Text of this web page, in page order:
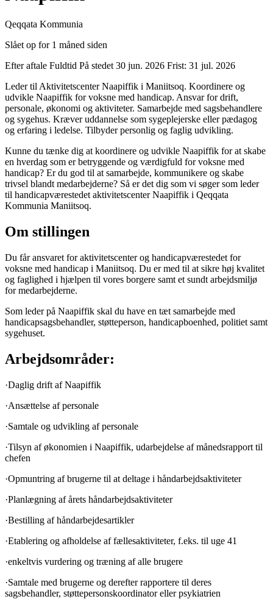
Qeqqata Kommunia
Slået op for 1 måned siden
Efter aftale Fuldtid På stedet 30 jun. 2026 Frist: 31 jul. 2026
Leder til Aktivitetscenter Naapiffik i Maniitsoq. Koordinere og
udvikle Naapiffik for voksne med handicap. Ansvar for drift,
personale, økonomi og aktiviteter. Samarbejde med sagsbehandlere
og sygehus. Kræver uddannelse som sygeplejerske eller pædagog
og erfaring i ledelse. Tilbyder personlig og faglig udvikling.
Kunne du tænke dig at koordinere og udvikle Naapiffik for at skabe
en hverdag som er betryggende og værdigfuld for voksne med
handicap? Er du god til at samarbejde, kommunikere og skabe
trivsel blandt medarbejderne? Så er det dig som vi søger som leder
til handicapværestedet aktivitetscenter Naapiffik i Qeqqata
Kommunia Maniitsoq.
Om stillingen
Du får ansvaret for aktivitetscenter og handicapværestedet for
voksne med handicap i Maniitsoq. Du er med til at sikre høj kvalitet
og faglighed i hjælpen til vores borgere samt et sundt arbejdsmiljø
for medarbejderne.
Som leder på Naapiffik skal du have en tæt samarbejde med
handicapsagsbehandler, støtteperson, handicapboenhed, politiet samt
sygehuset.
Arbejdsområder:
·Daglig drift af Naapiffik
·Ansættelse af personale
·Samtale og udvikling af personale
·Tilsyn af økonomien i Naapiffik, udarbejdelse af månedsrapport til
chefen
·Opmuntring af brugerne til at deltage i håndarbejdsaktiviteter
·Planlægning af årets håndarbejdsaktiviteter
·Bestilling af håndarbejdesartikler
·Etablering og afholdelse af fællesaktiviteter, f.eks. til uge 41
·enkeltvis vurdering og træning af alle brugere
·Samtale med brugerne og derefter rapportere til deres
sagsbehandler, støttepersonskoordinator eller psykiatrien